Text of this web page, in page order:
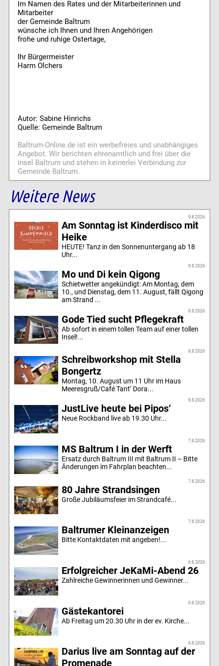
Im Namen des Rates und der Mitarbeiterinnen und
Mitarbeiter
der Gemeinde Baltrum
wünsche ich Ihnen und Ihren Angehörigen
frohe und ruhige Ostertage,
Ihr Bürgermeister
Harm Olchers
Autor: Sabine Hinrichs
Quelle: Gemeinde Baltrum
Baltrum-Online.de ist ein werbefreies und unabhängiges
Angebot. Wir berichten ehrenamtlich und frei über die
Insel Baltrum und stehen in keinerlei Verbindung zur
Gemeinde Baltrum.
Weitere News
9.8.2026
Am Sonntag ist Kinderdisco mit
Heike
HEUTE! Tanz in den Sonnenuntergang ab 18
Uhr...
9.8.2026
Mo und Di kein Qigong
Schietwetter angekündigt: Am Montag, dem
10., und Dienstag, dem 11. August, fällt Qigong
am Strand ...
8.8.2026
Gode Tied sucht Pflegekraft
Ab sofort in einem tollen Team auf einer tollen
Insel!...
8.8.2026
Schreibworkshop mit Stella
Bongertz
Montag, 10. August um 11 Uhr im Haus
Meeresgruß/Café Tant‘ Dora...
8.8.2026
JustLive heute bei Pipos‘
Neue Rockband live ab 19.30 Uhr...
7.8.2026
MS Baltrum I in der Werft
Ersatz durch Baltrum III mit Baltrum II – Bitte
Änderungen im Fahrplan beachten...
7.8.2026
80 Jahre Strandsingen
Große Jubiläumsfeier im Strandcafé...
7.8.2026
Baltrumer Kleinanzeigen
Bitte Kontaktdaten mit angeben!...
6.8.2026
Erfolgreicher JeKaMi-Abend 26
Zahlreiche Gewinnerinnen und Gewinner...
6.8.2026
Gästekantorei
Ab Freitag um 20.30 Uhr in der ev. Kirche...
6.8.2026
Darius live am Sonntag auf der
Promenade